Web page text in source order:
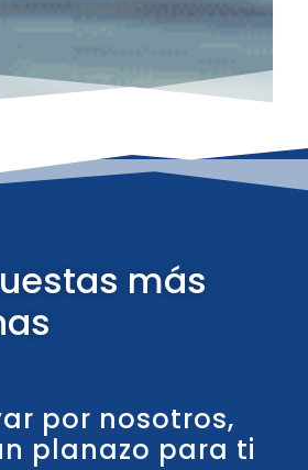
más
por nosotros,
planazo para ti